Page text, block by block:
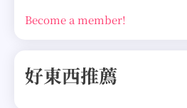
Become a member!
好東西推薦